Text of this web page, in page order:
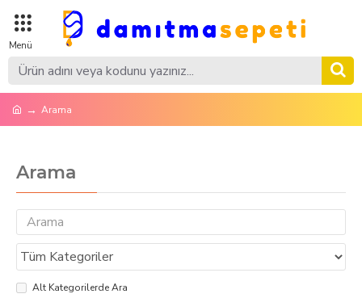
Arama
Arama
Alt Kategorilerde Ara